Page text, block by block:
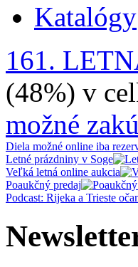
Katalógy
161.
(48%) v
možné
Diela možné online iba
Letné prázdniny v Soge
Veľká letná online aukcia
Poaukčný predaj
Podcast: Rijeka a Trieste